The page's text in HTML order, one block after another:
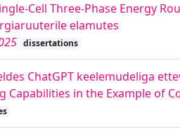
Cell Three-Phase Energy
elamutes
dissertations
ChatGPT keelemudeliga
Capabilities in the Example of